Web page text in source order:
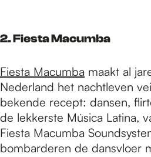
2. Fiesta Macumba
Fiesta Macumba maakt al
Nederland het nachtleven
bekende recept: dansen,
de lekkerste Música Latina,
Fiesta Macumba
bombarderen de dansvloer